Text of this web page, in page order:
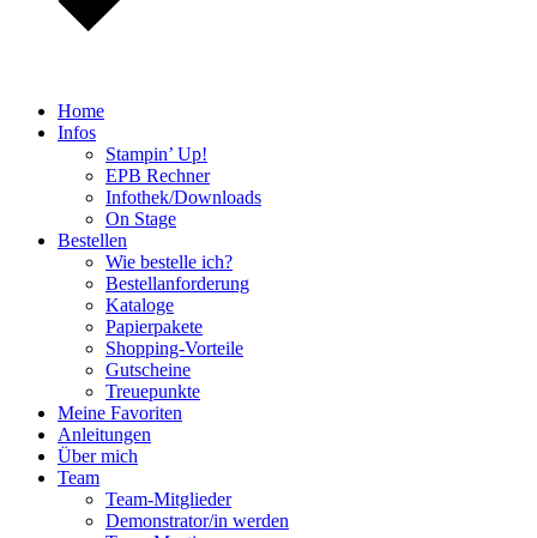
Home
Infos
Stampin’ Up!
EPB Rechner
Infothek/Downloads
On Stage
Bestellen
Wie bestelle ich?
Bestellanforderung
Kataloge
Papierpakete
Shopping-Vorteile
Gutscheine
Treuepunkte
Meine Favoriten
Anleitungen
Über mich
Team
Team-Mitglieder
Demonstrator/in werden